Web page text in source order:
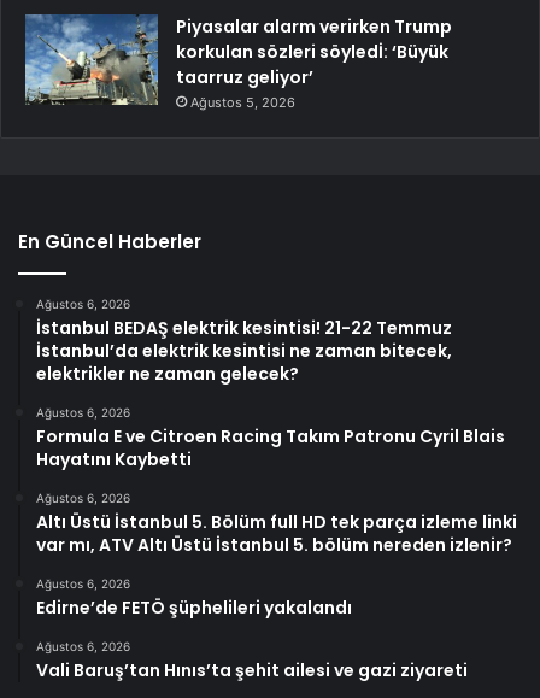
Piyasalar alarm verirken Trump
korkulan sözleri söyledİ: ‘Büyük
taarruz geliyor’
Ağustos 5, 2026
En Güncel Haberler
Ağustos 6, 2026
İstanbul BEDAŞ elektrik kesintisi! 21-22 Temmuz
İstanbul’da elektrik kesintisi ne zaman bitecek,
elektrikler ne zaman gelecek?
Ağustos 6, 2026
Formula E ve Citroen Racing Takım Patronu Cyril Blais
Hayatını Kaybetti
Ağustos 6, 2026
Altı Üstü İstanbul 5. Bölüm full HD tek parça izleme linki
var mı, ATV Altı Üstü İstanbul 5. bölüm nereden izlenir?
Ağustos 6, 2026
Edirne’de FETÖ şüphelileri yakalandı
Ağustos 6, 2026
Vali Baruş’tan Hınıs’ta şehit ailesi ve gazi ziyareti